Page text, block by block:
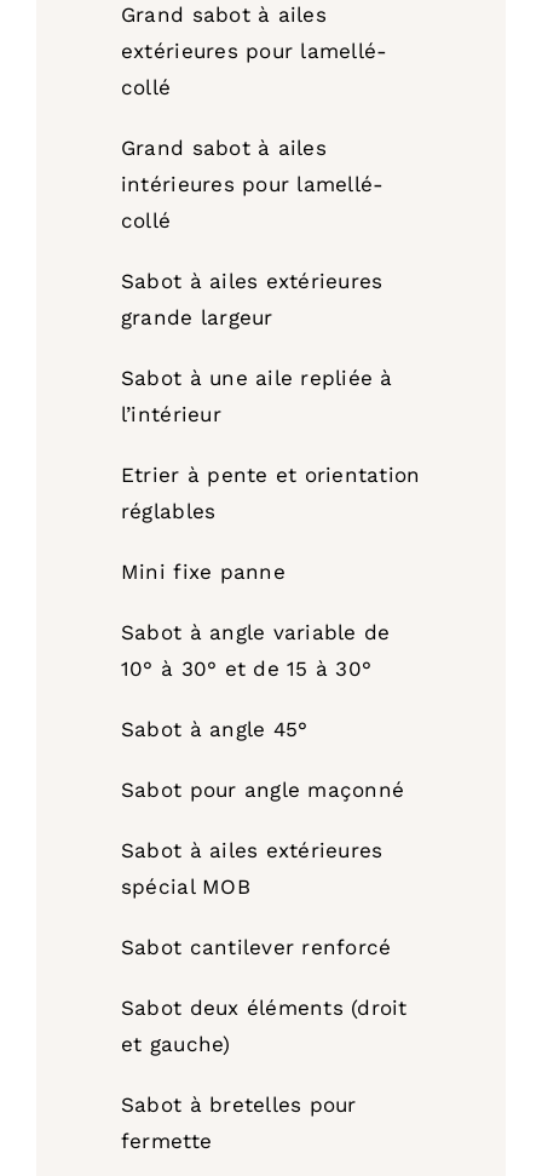
Grand sabot à ailes
extérieures pour lamellé-
collé
Grand sabot à ailes
intérieures pour lamellé-
collé
Sabot à ailes extérieures
grande largeur
Sabot à une aile repliée à
l’intérieur
Etrier à pente et orientation
réglables
Mini fixe panne
Sabot à angle variable de
10° à 30° et de 15 à 30°
Sabot à angle 45°
Sabot pour angle maçonné
Sabot à ailes extérieures
spécial MOB
Sabot cantilever renforcé
Sabot deux éléments (droit
et gauche)
Sabot à bretelles pour
fermette